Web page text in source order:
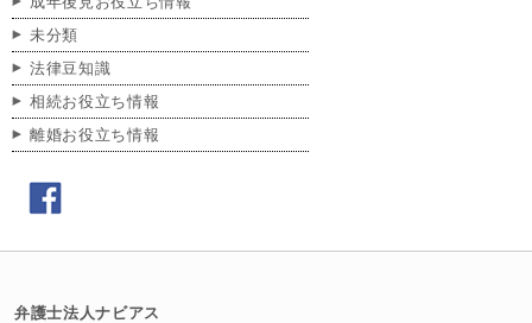
未分類
法律豆知識
相続お役立ち情報
離婚お役立ち情報
弁護士法人ナビアス